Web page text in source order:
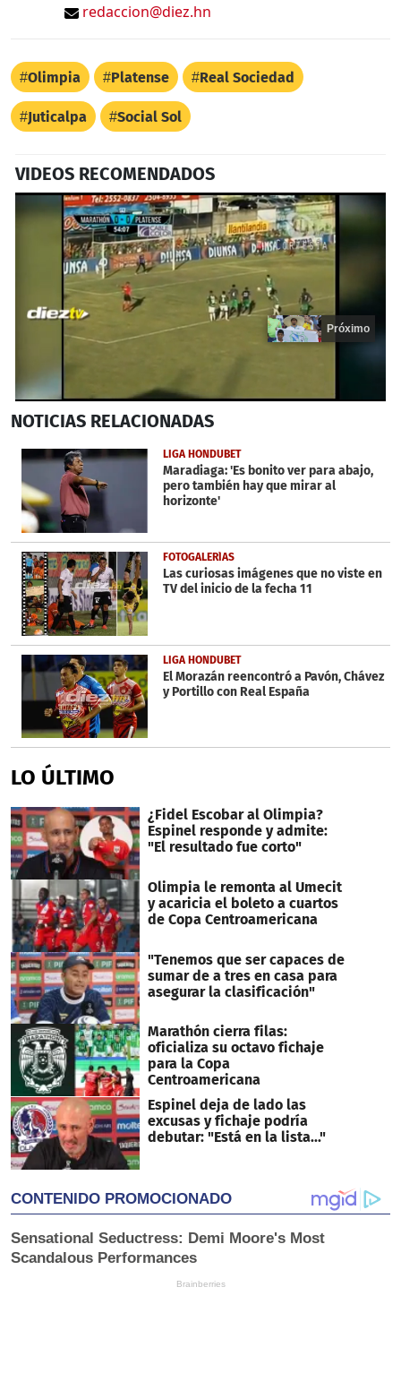
redaccion@diez.hn
Olimpia Platense Real Sociedad
Juticalpa Social Sol
VIDEOS RECOMENDADOS
seconds
20
seconds
Próximo
NOTICIAS RELACIONADAS
LIGA HONDUBET
Maradiaga: 'Es bonito ver para abajo,
pero también hay que mirar al
horizonte'
FOTOGALERÍAS
Las curiosas imágenes que no viste en
TV del inicio de la fecha 11
LIGA HONDUBET
El Morazán reencontró a Pavón, Chávez
y Portillo con Real España
LO ÚLTIMO
¿Fidel Escobar al Olimpia?
Espinel responde y admite:
"El resultado fue corto"
Olimpia le remonta al Umecit
y acaricia el boleto a cuartos
de Copa Centroamericana
"Tenemos que ser capaces de
sumar de a tres en casa para
asegurar la clasificación"
Marathón cierra filas:
oficializa su octavo fichaje
para la Copa
Centroamericana
Espinel deja de lado las
excusas y fichaje podría
debutar: "Está en la lista..."